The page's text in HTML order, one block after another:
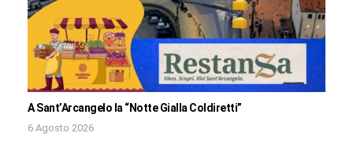
A Sant’Arcangelo la “Notte Gialla Coldiretti”
6 Agosto 2026